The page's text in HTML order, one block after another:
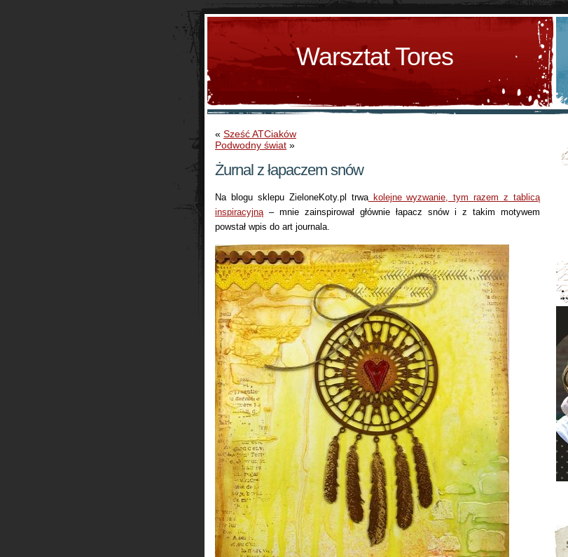
Warsztat Tores
« Sześć ATCiaków
Podwodny świat »
Żurnal z łapaczem snów
Na blogu sklepu ZieloneKoty.pl trwakolejne wyzwanie, tym razem z tablicą
inspiracyjną– mnie zainspirował głównie łapacz snów i z takim motywem
powstał wpis do art journala.